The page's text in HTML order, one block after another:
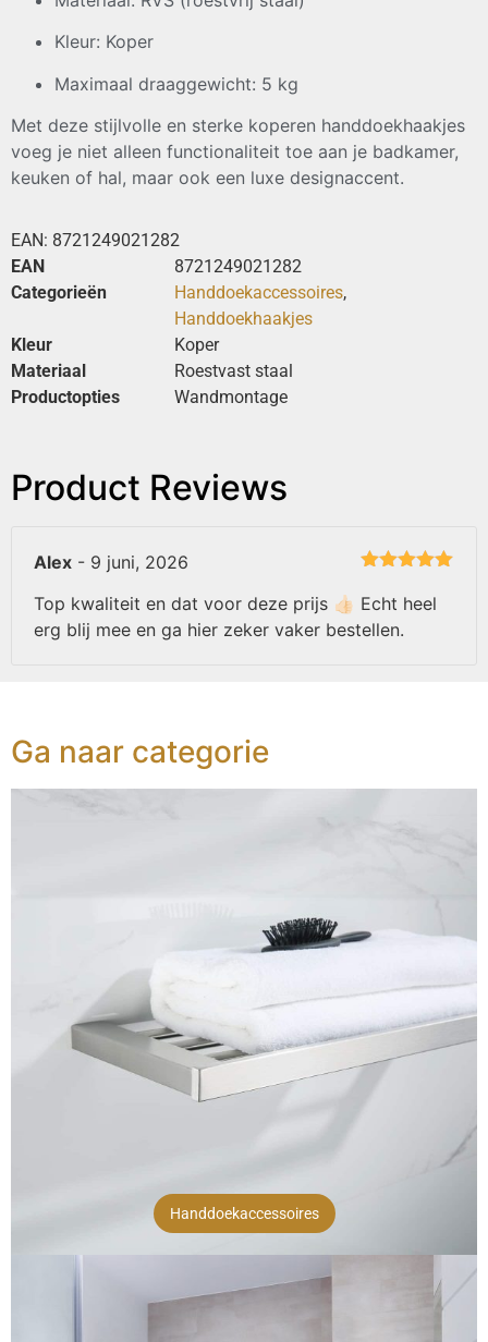
Kleur: Koper
Maximaal draaggewicht: 5 kg
Met deze stijlvolle en sterke koperen handdoekhaakjes
voeg je niet alleen functionaliteit toe aan je badkamer,
keuken of hal, maar ook een luxe designaccent.
EAN: 8721249021282
EAN
8721249021282
Categorieën
Handdoekaccessoires,
Handdoekhaakjes
Kleur
Koper
Materiaal
Roestvast staal
Productopties
Wandmontage
Product Reviews
5uit 5
Alex - 9 juni, 2026
Top kwaliteit en dat voor deze prijs 👍🏻 Echt heel
erg blij mee en ga hier zeker vaker bestellen.
Ga naar categorie
Handdoekaccessoires